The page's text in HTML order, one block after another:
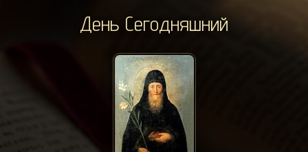
День Сегодняшний